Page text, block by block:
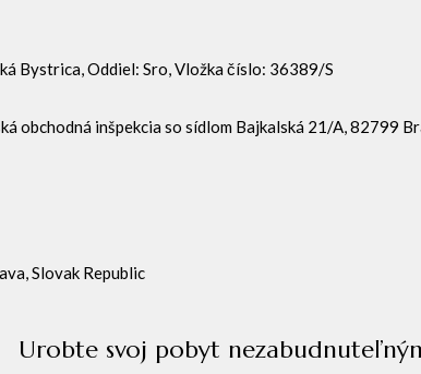
Bystrica, Oddiel: Sro, Vložka číslo: 36389/S
obchodná inšpekcia so sídlom Bajkalská 21/A, 82799
Slovak Republic
Urobte svoj pobyt